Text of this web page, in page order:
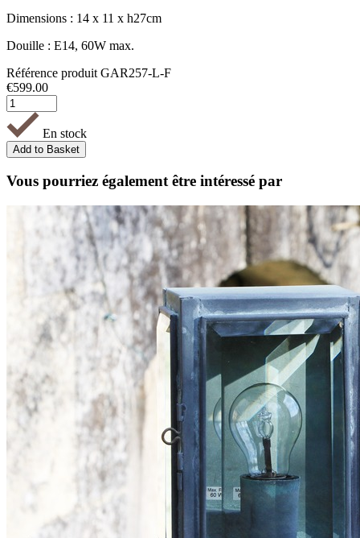
Dimensions : 14 x 11 x h27cm
Douille : E14, 60W max.
Référence produit GAR257-L-F
€599.00
En stock
Vous pourriez également être intéressé par